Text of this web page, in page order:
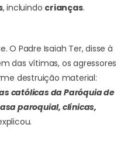
, incluindo crianças.
O Padre Isaiah Ter, disse à
das vítimas, os agressores
destruição material:
católicas da Paróquia de
paroquial, clínicas,